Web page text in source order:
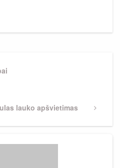
lauko apšvietimas